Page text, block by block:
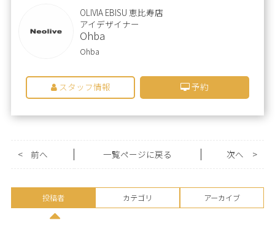
OLIVIA EBISU 恵比寿店
アイデザイナー
Ohba
Ohba
スタッフ情報 予約
< 前へ 一覧ページに戻る >
次へ
投稿者 カテゴリ アーカイブ